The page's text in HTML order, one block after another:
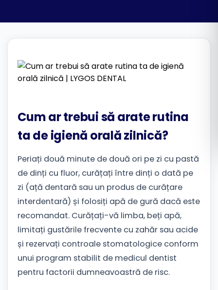
Italiano
Български
Cum ar trebui să arate rutina
ta de igienă orală zilnică?
Periați două minute de două ori pe zi cu pastă
de dinți cu fluor, curățați între dinți o dată pe
zi (ață dentară sau un produs de curățare
interdentară) și folosiți apă de gură dacă este
recomandat. Curățați-vă limba, beți apă,
limitați gustările frecvente cu zahăr sau acide
și rezervați controale stomatologice conform
unui program stabilit de medicul dentist
pentru factorii dumneavoastră de risc.